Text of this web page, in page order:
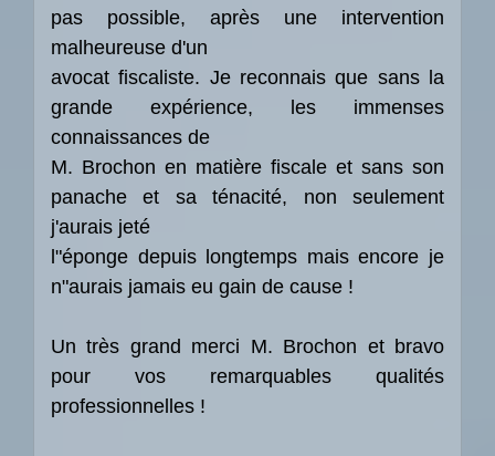
pas possible, après une intervention
malheureuse d'un
avocat fiscaliste. Je reconnais que sans la
grande expérience, les immenses
connaissances de
M. Brochon en matière fiscale et sans son
panache et sa ténacité, non seulement
j'aurais jeté
l"éponge depuis longtemps mais encore je
n"aurais jamais eu gain de cause !
Un très grand merci M. Brochon et bravo
pour vos remarquables qualités
professionnelles !